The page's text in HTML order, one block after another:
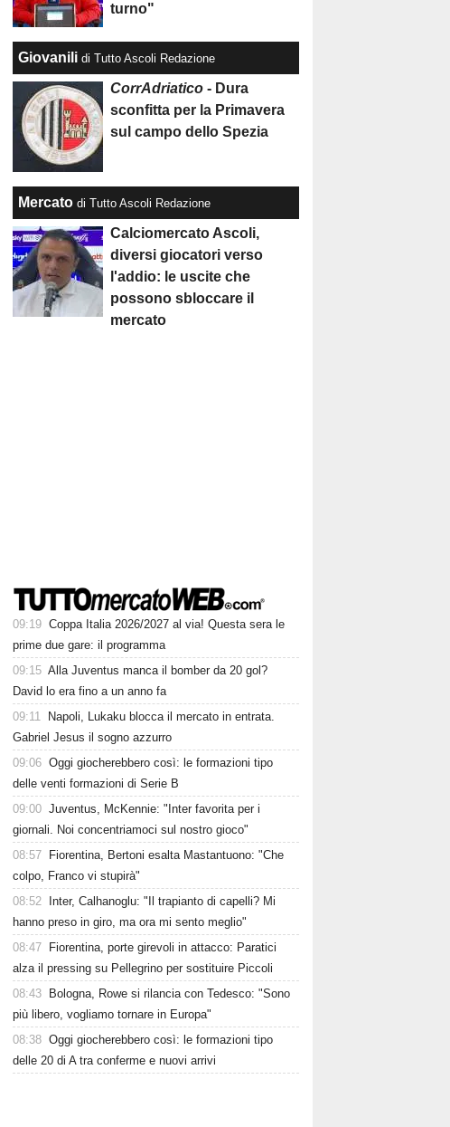
turno"
Giovanili di Tutto Ascoli Redazione
CorrAdriatico - Dura
sconfitta per la Primavera
sul campo dello Spezia
Mercato di Tutto Ascoli Redazione
Calciomercato Ascoli,
diversi giocatori verso
l'addio: le uscite che
possono sbloccare il
mercato
09:19 Coppa Italia 2026/2027 al via! Questa sera le
prime due gare: il programma
09:15 Alla Juventus manca il bomber da 20 gol?
David lo era fino a un anno fa
09:11
Napoli, Lukaku blocca il mercato in entrata.
Gabriel Jesus il sogno azzurro
09:06 Oggi giocherebbero così: le formazioni tipo
delle venti formazioni di Serie B
09:00 Juventus, McKennie: "Inter favorita per i
giornali. Noi concentriamoci sul nostro gioco"
08:57
Fiorentina, Bertoni esalta Mastantuono: "Che
colpo, Franco vi stupirà"
08:52
Inter, Calhanoglu: "Il trapianto di capelli? Mi
hanno preso in giro, ma ora mi sento meglio"
08:47
Fiorentina, porte girevoli in attacco: Paratici
alza il pressing su Pellegrino per sostituire Piccoli
08:43
Bologna, Rowe si rilancia con Tedesco: "Sono
più libero, vogliamo tornare in Europa"
08:38 Oggi giocherebbero così: le formazioni tipo
delle 20 di A tra conferme e nuovi arrivi